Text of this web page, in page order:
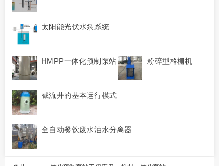
太阳能光伏水泵系统
HMPP一体化预制泵站 粉碎型格栅机
截流井的基本运行模式
全自动餐饮废水油水分离器